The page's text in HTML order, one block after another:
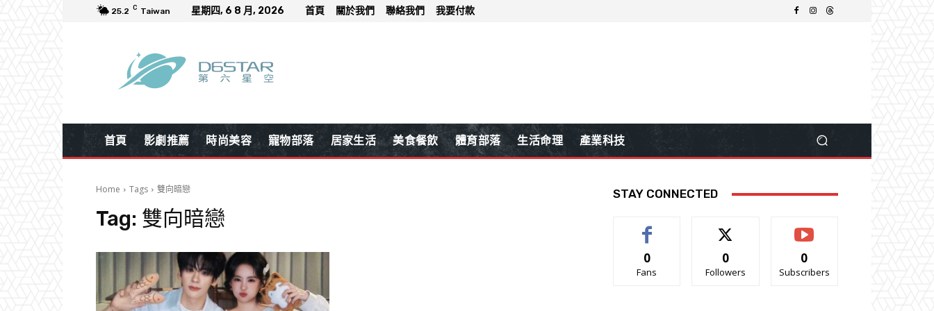
25.2 C Taiwan 星期四, 6 8 月, 2026 首頁 關於我們 聯絡我們 我要付款
首頁 影劇推薦 時尚美容 寵物部落 居家生活 美食餐飲 體育部落 生活命理 產業科技
Home Tags 雙向暗戀
Tag: 雙向暗戀
STAY CONNECTED
0
Fans
0
Followers
0
Subscribers